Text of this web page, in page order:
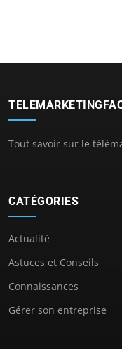
Tout savoir sur le
CATÉGORIES
Actualité
Astuces et Conseils
Connaissances
Gérer son entreprise